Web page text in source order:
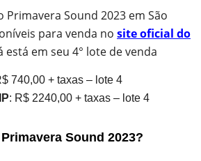
Primavera Sound 2023 em São
para venda no site oficial do
está em seu 4° lote de venda
740,00 + taxas – lote 4
: R$ 2240,00 + taxas – lote 4
Sound 2023?